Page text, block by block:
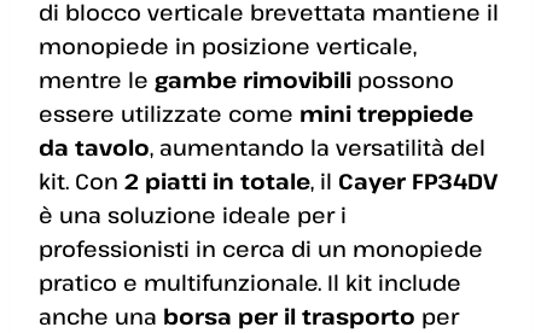
di blocco verticale brevettata mantiene il
monopiede in posizione verticale,
mentre le gambe rimovibili possono
essere utilizzate come mini treppiede
da tavolo, aumentando la versatilità del
kit. Con 2 piatti in totale, il Cayer FP34DV
è una soluzione ideale per i
professionisti in cerca di un monopiede
pratico e multifunzionale. Il kit include
anche una borsa per il trasporto per